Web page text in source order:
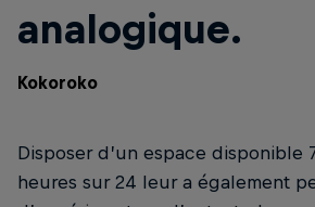
analogique.
Kokoroko
Disposer d’un espace disponible
heures sur 24 leur a également